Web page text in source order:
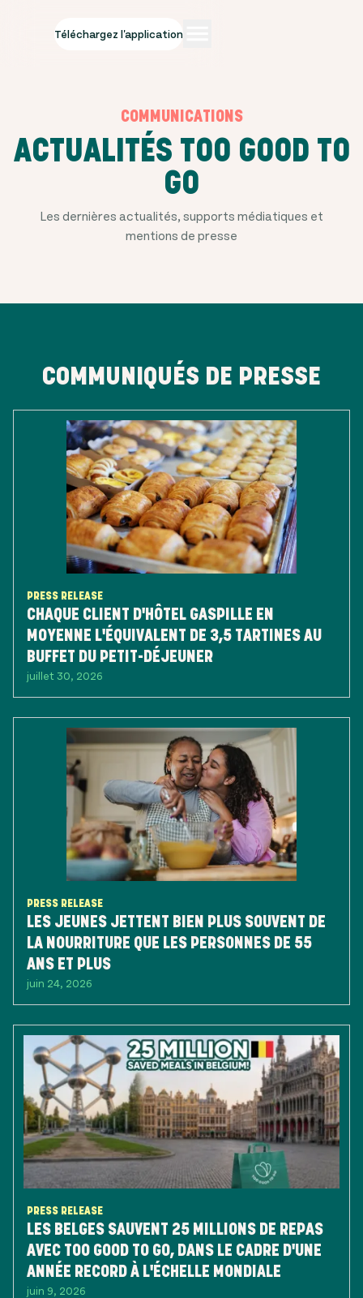
Téléchargez l'application
COMMUNICATIONS
ACTUALITÉS TOO GOOD TO
GO
Les dernières actualités, supports médiatiques et
mentions de presse
COMMUNIQUÉS DE PRESSE
PRESS RELEASE
CHAQUE CLIENT D'HÔTEL GASPILLE EN
MOYENNE L'ÉQUIVALENT DE 3,5 TARTINES AU
BUFFET DU PETIT-DÉJEUNER
juillet 30, 2026
PRESS RELEASE
LES JEUNES JETTENT BIEN PLUS SOUVENT DE
LA NOURRITURE QUE LES PERSONNES DE 55
ANS ET PLUS
juin 24, 2026
PRESS RELEASE
LES BELGES SAUVENT 25 MILLIONS DE REPAS
AVEC TOO GOOD TO GO, DANS LE CADRE D'UNE
ANNÉE RECORD À L'ÉCHELLE MONDIALE
juin 9, 2026